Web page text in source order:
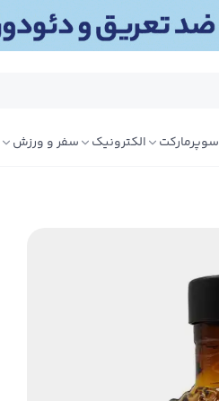
سوپرمارکت الکترونیک سفر و ورزش